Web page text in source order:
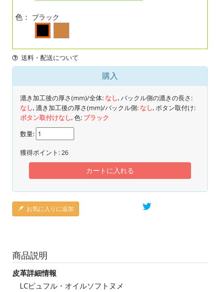
色： ブラック
送料・配送について
購入
漉き加工後の厚さ(mm)/全体:なし, バックル側の漉きの長さ:
なし, 漉き加工後の厚さ(mm)/バックル側:なし, ボタン取付け:
ボタン取付けなし, 色: ブラック
数量:
獲得ポイント:26
カートに入れる
お気に入りに追加
商品説明
皮革詳細情報
LCビュフル・オイルソフトヌメ